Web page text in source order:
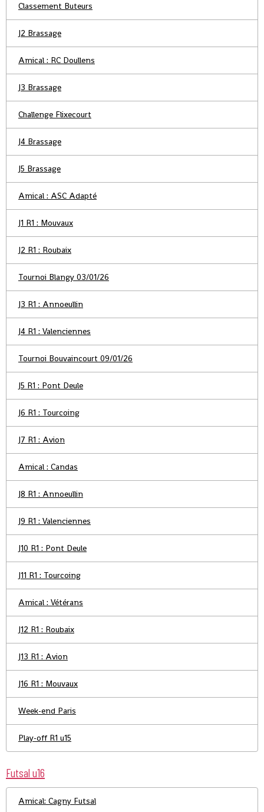
Classement Buteurs
J2 Brassage
Amical : RC Doullens
J3 Brassage
Challenge Flixecourt
J4 Brassage
J5 Brassage
Amical : ASC Adapté
J1 R1 : Mouvaux
J2 R1 : Roubaix
Tournoi Blangy 03/01/26
J3 R1 : Annoeullin
J4 R1 : Valenciennes
Tournoi Bouvaincourt 09/01/26
J5 R1 : Pont Deule
J6 R1 : Tourcoing
J7 R1 : Avion
Amical : Candas
J8 R1 : Annoeullin
J9 R1 : Valenciennes
J10 R1 : Pont Deule
J11 R1 : Tourcoing
Amical : Vétérans
J12 R1 : Roubaix
J13 R1 : Avion
J16 R1 : Mouvaux
Week-end Paris
Play-off R1 u15
Futsal u16
Amical: Cagny Futsal